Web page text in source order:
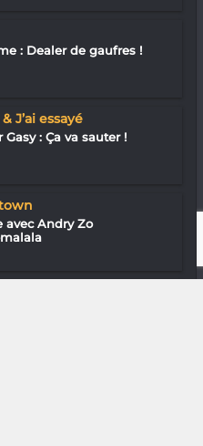
: Dealer de gaufres !
J’ai essayé
Gasy : Ça va sauter !
avec Andry Zo